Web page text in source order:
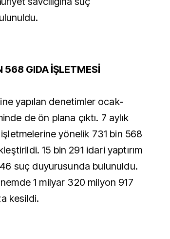
568 GIDA İŞLETMESİ
yapılan denetimler ocak-
de ön plana çıktı. 7 aylık
yönelik 731 bin 568
15 bin 291 idari yaptırım
suç duyurusunda bulunuldu.
1 milyar 320 milyon 917
kesildi.